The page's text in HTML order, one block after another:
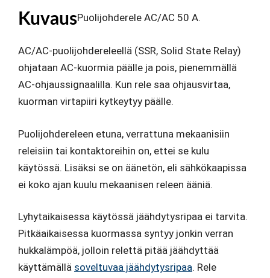
KuvausPuolijohderele AC/AC 50 A.
AC/AC-puolijohdereleellä (SSR, Solid State Relay)
ohjataan AC-kuormia päälle ja pois, pienemmällä
AC-ohjaussignaalilla. Kun rele saa ohjausvirtaa,
kuorman virtapiiri kytkeytyy päälle.
Puolijohdereleen etuna, verrattuna mekaanisiin
releisiin tai kontaktoreihin on, ettei se kulu
käytössä. Lisäksi se on äänetön, eli sähkökaapissa
ei koko ajan kuulu mekaanisen releen ääniä.
Lyhytaikaisessa käytössä jäähdytysripaa ei tarvita.
Pitkäaikaisessa kuormassa syntyy jonkin verran
hukkalämpöä, jolloin relettä pitää jäähdyttää
käyttämällä soveltuvaa jäähdytysripaa. Rele